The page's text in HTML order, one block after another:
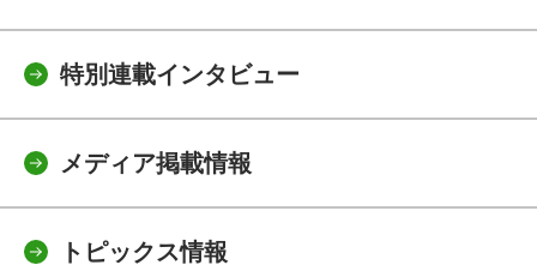
特別連載インタビュー
メディア掲載情報
トピックス情報